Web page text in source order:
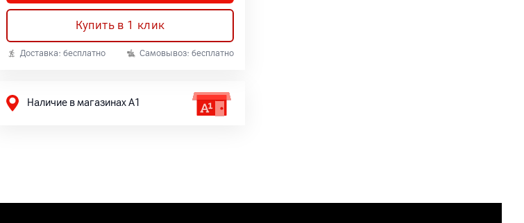
Купить в 1 клик
Доставка: бесплатно Самовывоз: бесплатно
Наличие в магазинах А1